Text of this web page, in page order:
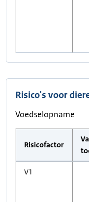
Risico's voor
Voedselopname
Risicofactor
V1